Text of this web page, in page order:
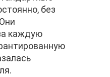
без
каждую